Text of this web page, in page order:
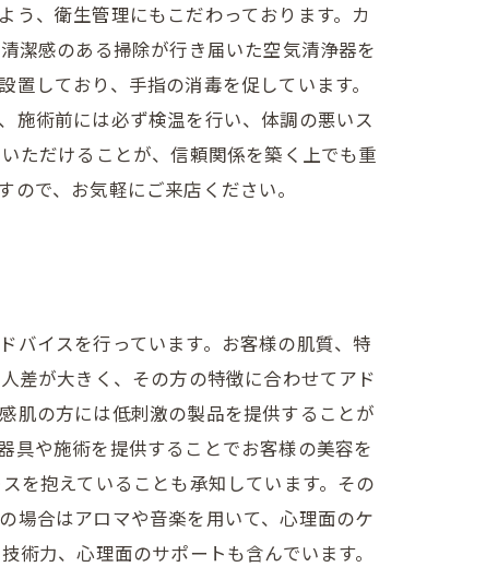
う、衛生管理にもこだわっております。カ
潔感のある掃除が行き届いた空気清浄器を
しており、手指の消毒を促しています。
施術前には必ず検温を行い、体調の悪いス
ただけることが、信頼関係を築く上でも重
で、お気軽にご来店ください。
バイスを行っています。お客様の肌質、特
差が大きく、その方の特徴に合わせてアド
肌の方には低刺激の製品を提供することが
具や施術を提供することでお客様の美容を
を抱えていることも承知しています。その
場合はアロマや音楽を用いて、心理面のケ
力、心理面のサポートも含んでいます。